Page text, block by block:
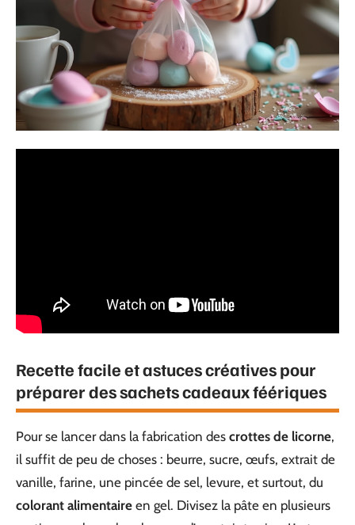
Recette facile et astuces créatives pour
préparer des sachets cadeaux féériques
Pour se lancer dans la fabrication des crottes de licorne,
il suffit de peu de choses : beurre, sucre, œufs, extrait de
vanille, farine, une pincée de sel, levure, et surtout, du
colorant alimentaire en gel. Divisez la pâte en plusieurs